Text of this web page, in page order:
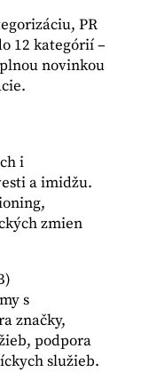
PR
12 kategórií –
novinkou
i
a imidžu.
zmien
s
značky,
podpora
služieb.